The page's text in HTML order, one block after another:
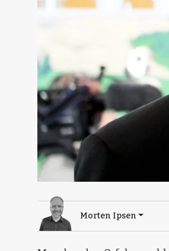
Morten Ipsen